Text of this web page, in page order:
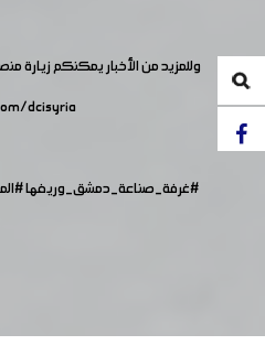
وللمزيد من الأخبار يمكنكم زيارة
dcisyria​
#غرفة_صناعة_دمشق_وريفها